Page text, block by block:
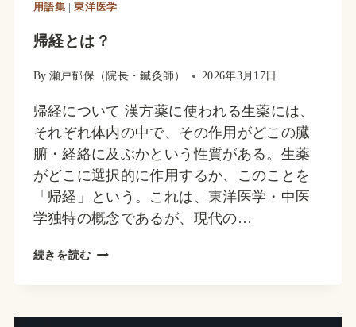
用語集 |東洋医学
帰経とは？
By 瀬戸郁保（院長・鍼灸師） 2026年3月17日
帰経について 漢方薬に使われる生薬には、
それぞれ体内の中で、その作用がどこの臓
腑・経絡に及ぶかという性質がある。生薬
がどこに選択的に作用するか、このことを
「帰経」という。これは、東洋医学・中医
学独特の概念であるが、現代の…
続きを読む 帰
は？